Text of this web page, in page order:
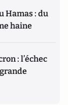
Hamas : du
haine
: l’échec